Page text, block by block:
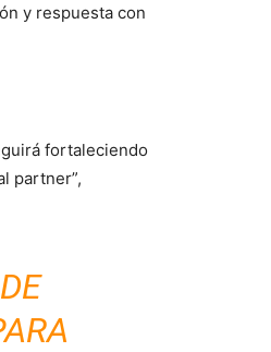
y respuesta con
fortaleciendo
partner”,